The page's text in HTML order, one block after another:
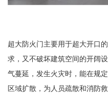
超大防火门主要用于超大开口
求，又不破坏建筑空间的开阔
气蔓延，发生火灾时，能在规
区域扩散，为人员疏散和消防